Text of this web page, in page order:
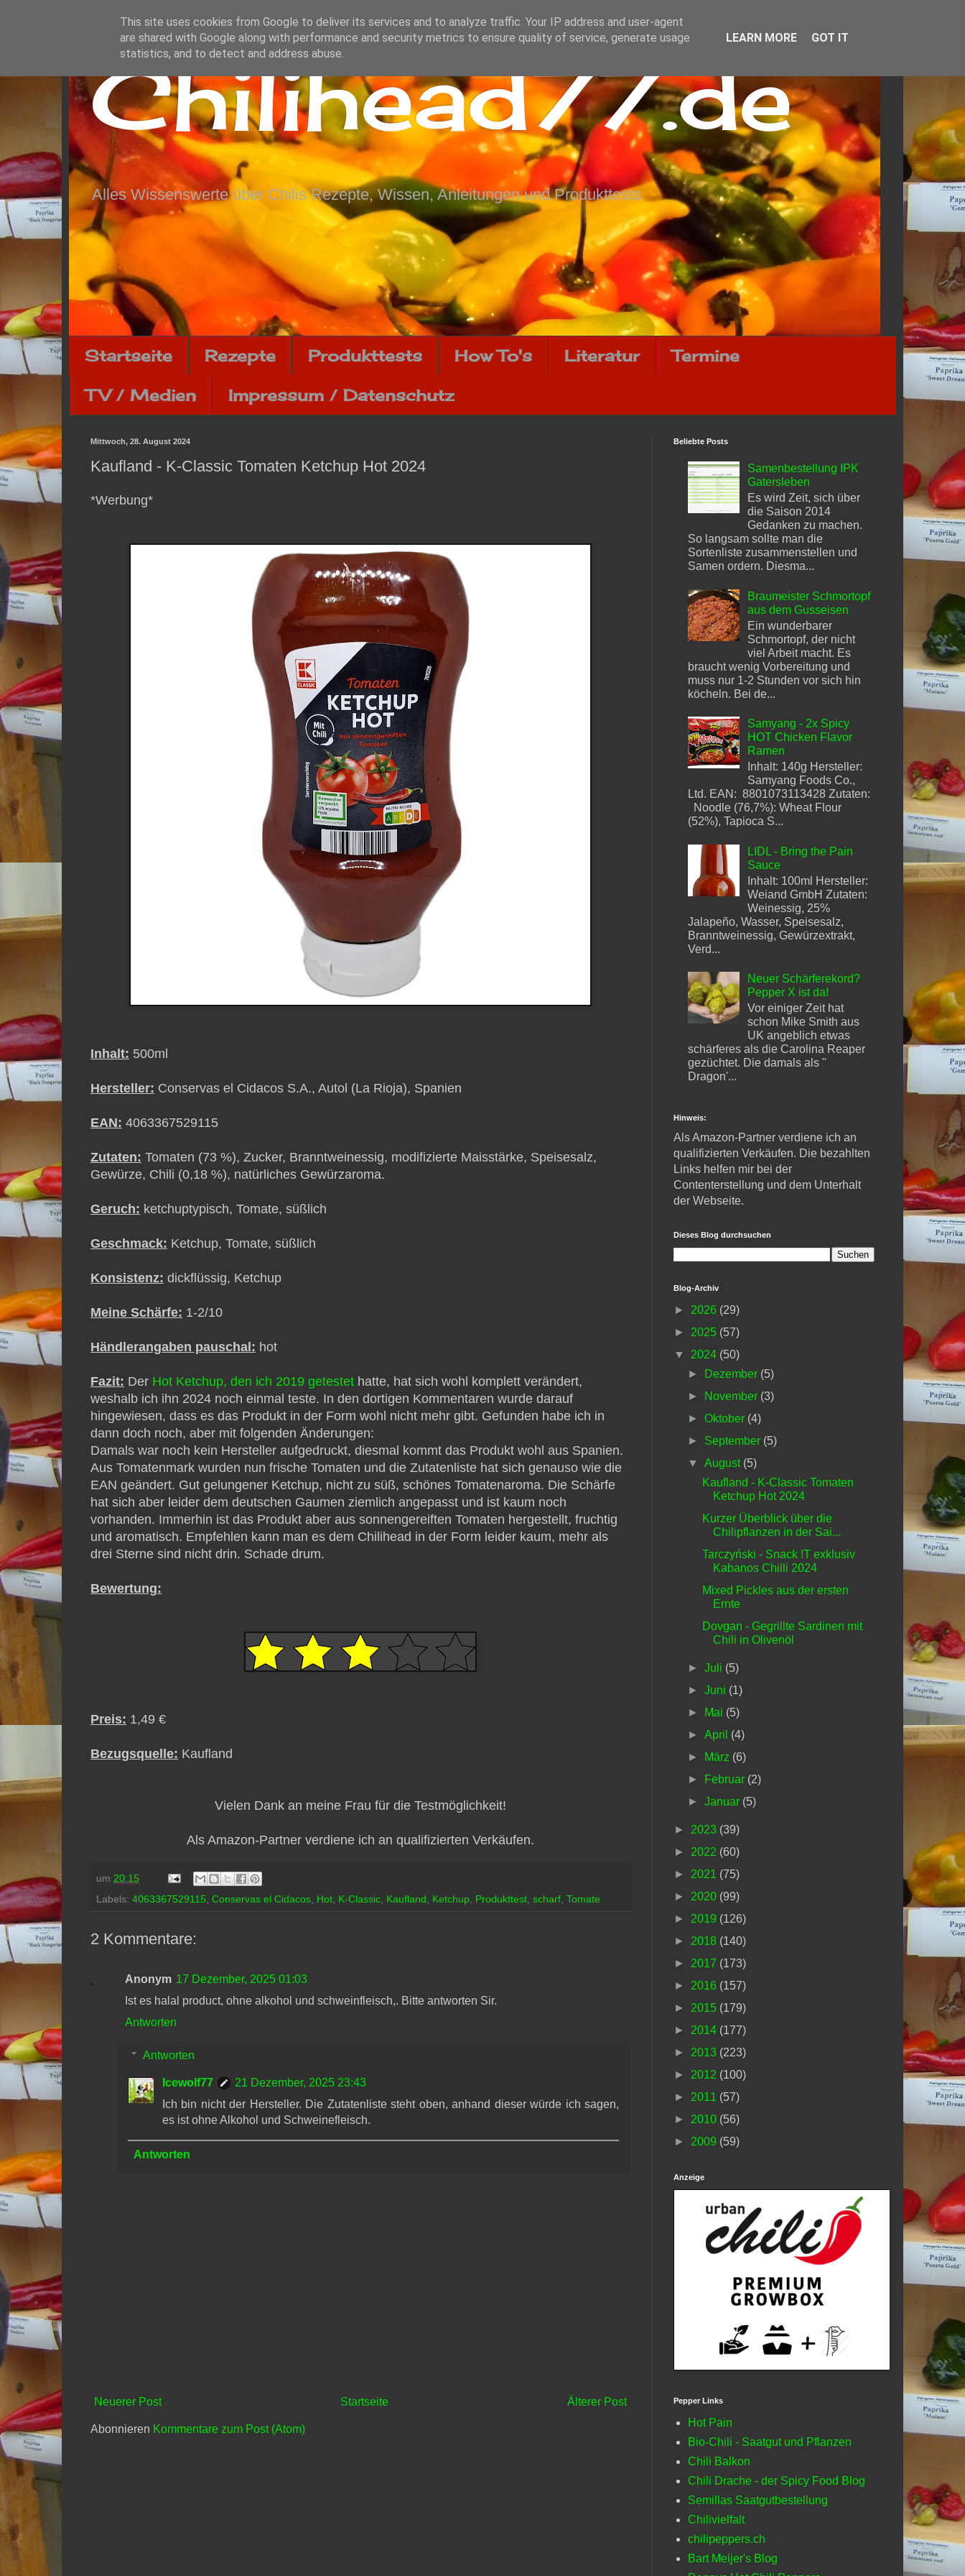
Chilihead77.de
Alles Wissenswerte über Chilis Rezepte, Wissen, Anleitungen und Produkttests
Startseite Rezepte Produkttests How To's Literatur Termine
TV / Medien Impressum / Datenschutz
Mittwoch, 28. August 2024
Kaufland - K-Classic Tomaten Ketchup Hot 2024
*Werbung*
Inhalt: 500ml
Hersteller: Conservas el Cidacos S.A., Autol (La Rioja), Spanien
EAN: 4063367529115
Zutaten: Tomaten (73 %), Zucker, Branntweinessig, modifizierte Maisstärke, Speisesalz,
Gewürze, Chili (0,18 %), natürliches Gewürzaroma.
Geruch: ketchuptypisch, Tomate, süßlich
Geschmack: Ketchup, Tomate, süßlich
Konsistenz: dickflüssig, Ketchup
Meine Schärfe: 1-2/10
Händlerangaben pauschal: hot
Fazit: Der Hot Ketchup, den ich 2019 getestet hatte, hat sich wohl komplett verändert,
weshalb ich ihn 2024 noch einmal teste. In den dortigen Kommentaren wurde darauf
hingewiesen, dass es das Produkt in der Form wohl nicht mehr gibt. Gefunden habe ich in
dann doch noch, aber mit folgenden Änderungen:
Damals war noch kein Hersteller aufgedruckt, diesmal kommt das Produkt wohl aus Spanien.
Aus Tomatenmark wurden nun frische Tomaten und die Zutatenliste hat sich genauso wie die
EAN geändert. Gut gelungener Ketchup, nicht zu süß, schönes Tomatenaroma. Die Schärfe
hat sich aber leider dem deutschen Gaumen ziemlich angepasst und ist kaum noch
vorhanden. Immerhin ist das Produkt aber aus sonnengereiften Tomaten hergestellt, fruchtig
und aromatisch. Empfehlen kann man es dem Chilihead in der Form leider kaum, mehr als
drei Sterne sind nicht drin. Schade drum.
Bewertung:
Preis: 1,49 €
Bezugsquelle: Kaufland
Vielen Dank an meine Frau für die Testmöglichkeit!
Als Amazon-Partner verdiene ich an qualifizierten Verkäufen.
um 20:15
Labels: 4063367529115 Conservas el Cidacos Hot K-Classic Kaufland Ketchup Produkttest scharf Tomate
2 Kommentare:
Anonym 17 Dezember, 2025 01:03
Ist es halal product, ohne alkohol und schweinfleisch,. Bitte antworten Sir.
Antworten
Antworten
Icewolf77
21 Dezember, 2025 23:43
Ich bin nicht der Hersteller. Die Zutatenliste steht oben, anhand dieser würde ich sagen,
es ist ohne Alkohol und Schweinefleisch.
Antworten
Neuerer Post Älterer Post
Startseite
Abonnieren Kommentare zum Post (Atom)
Beliebte Posts
Samenbestellung IPK
Gatersleben
Es wird Zeit, sich über
die Saison 2014
Gedanken zu machen.
So langsam sollte man die
Sortenliste zusammenstellen und
Samen ordern. Diesma...
Braumeister Schmortopf
aus dem Gusseisen
Ein wunderbarer
Schmortopf, der nicht
viel Arbeit macht. Es
braucht wenig Vorbereitung und
muss nur 1-2 Stunden vor sich hin
köcheln. Bei de...
Samyang - 2x Spicy
HOT Chicken Flavor
Ramen
Inhalt: 140g Hersteller:
Samyang Foods Co.,
Ltd. EAN: 8801073113428 Zutaten:
Noodle (76,7%): Wheat Flour
(52%), Tapioca S...
LIDL - Bring the Pain
Sauce
Inhalt: 100ml Hersteller:
Weiand GmbH Zutaten:
Weinessig, 25%
Jalapeño, Wasser, Speisesalz,
Branntweinessig, Gewürzextrakt,
Verd...
Neuer Schärferekord?
Pepper X ist da!
Vor einiger Zeit hat
schon Mike Smith aus
UK angeblich etwas
schärferes als die Carolina Reaper
gezüchtet. Die damals als "
Dragon'...
Hinweis:
Als Amazon-Partner verdiene ich an
qualifizierten Verkäufen. Die bezahlten
Links helfen mir bei der
Contenterstellung und dem Unterhalt
der Webseite.
Dieses Blog durchsuchen
Blog-Archiv
► 2026 (29)
► 2025 (57)
▼ 2024 (50)
►
Dezember (5)
►
November (3)
►Oktober (4)
► September (5)
▼August (5)
Kaufland - K-Classic Tomaten
Ketchup Hot 2024
Kurzer Überblick über die
Chilipflanzen in der Sai...
Tarczyński - Snack !T exklusiv
Kabanos Chilli 2024
Mixed Pickles aus der ersten
Ernte
Dovgan - Gegrillte Sardinen mit
Chili in Olivenöl
►Juli (5)
►Juni (1)
►
Mai (5)
►April (4)
►
März (6)
►
Februar (2)
►Januar (5)
► 2023 (39)
► 2022 (60)
► 2021 (75)
► 2020 (99)
► 2019 (126)
► 2018 (140)
► 2017 (173)
► 2016 (157)
► 2015 (179)
► 2014 (177)
► 2013 (223)
► 2012 (100)
► 2011 (57)
► 2010 (56)
► 2009 (59)
Anzeige
Pepper Links
Hot Pain
Bio-Chili - Saatgut und Pflanzen
Chili Balkon
Chili Drache - der Spicy Food Blog
Semillas Saatgutbestellung
Chilivielfalt
chilipeppers.ch
Bart Meijer's Blog
This site uses cookies from Google to deliver its services and to analyze traffic. Your IP address and user-agent
are shared with Google along with performance and security metrics to ensure quality of service, generate usage
statistics, and to detect and address abuse.
LEARN MORE GOT IT